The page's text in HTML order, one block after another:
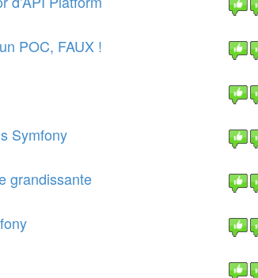
POC, FAUX !
Symfony
grandissante